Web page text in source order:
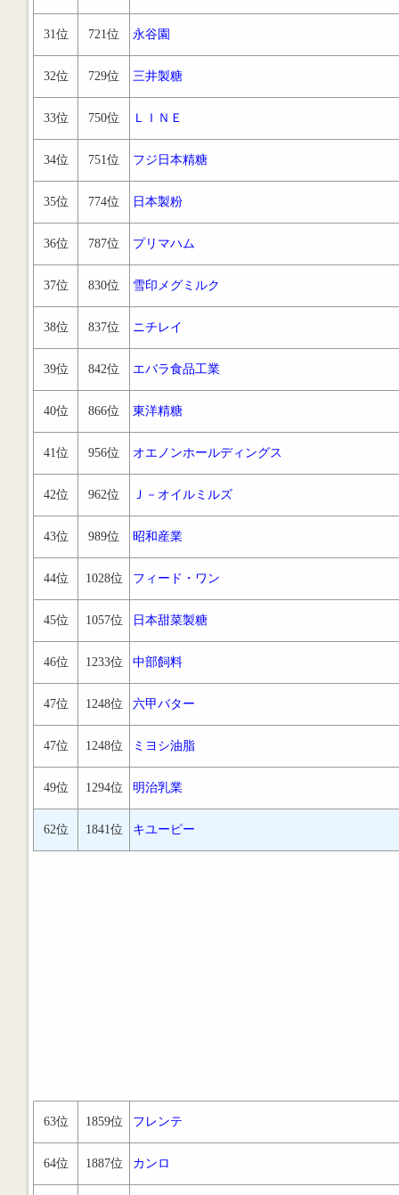
31位 721位 永谷園
32位 729位 三井製糖
33位 750位 ＬＩＮＥ
34位 751位 フジ日本精糖
35位 774位 日本製粉
36位 787位 プリマハム
37位 830位 雪印メグミルク
38位 837位 ニチレイ
39位 842位 エバラ食品工業
40位 866位 東洋精糖
41位 956位 オエノンホールディングス
42位 962位 Ｊ－オイルミルズ
43位 989位 昭和産業
44位 1028位 フィード・ワン
45位 1057位 日本甜菜製糖
46位 1233位 中部飼料
47位 1248位 六甲バター
47位 1248位 ミヨシ油脂
49位 1294位 明治乳業
62位 1841位 キユーピー
63位 1859位 フレンテ
64位 1887位 カンロ